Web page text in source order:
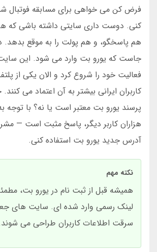
فرض کن می خواهی برای مسابقه فوتبال
کنی. دوست داری سایتی داشته باشی که
هم پاسخگو، و هم پولت را به موقع بدهد.
فعالیت خود را شروع کرد و الان یکی از
کاربران ایرانی بیشتر به آن اعتماد می
پرسند یورو بت معتبر است یا نه؟ با توجه
هزاران کاربر دیگر، پاسخ مثبت است —
آدرس جدید یورو بت استفاده کنی.
نکته مهم
همیشه قبل از ثبت نام در یورو بت،
لینک رسمی وارد شده ای. سایت های
سرقت اطلاعات کاربران طراحی می